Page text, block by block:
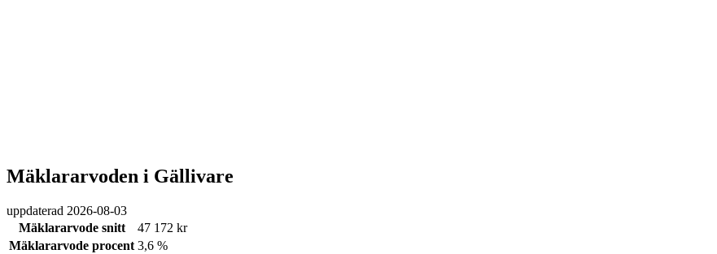
Mäklararvoden i Gällivare
uppdaterad 2026-08-03
Mäklararvode snitt
47 172 kr
Mäklararvode procent 3,6 %